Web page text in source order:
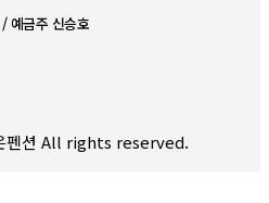
예금주 신승호
션 All rights reserved.